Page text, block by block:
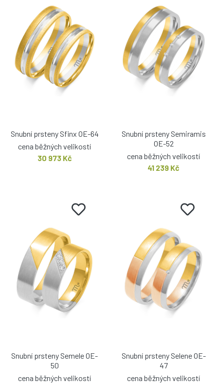
Snubní prsteny Sfinx OE-64
cena běžných velikostí
30 973 Kč
Snubní prsteny Semiramis
OE-52
cena běžných velikostí
41 239 Kč
Snubní prsteny Semele OE-
50
cena běžných velikostí
Snubní prsteny Selene OE-
47
cena běžných velikostí